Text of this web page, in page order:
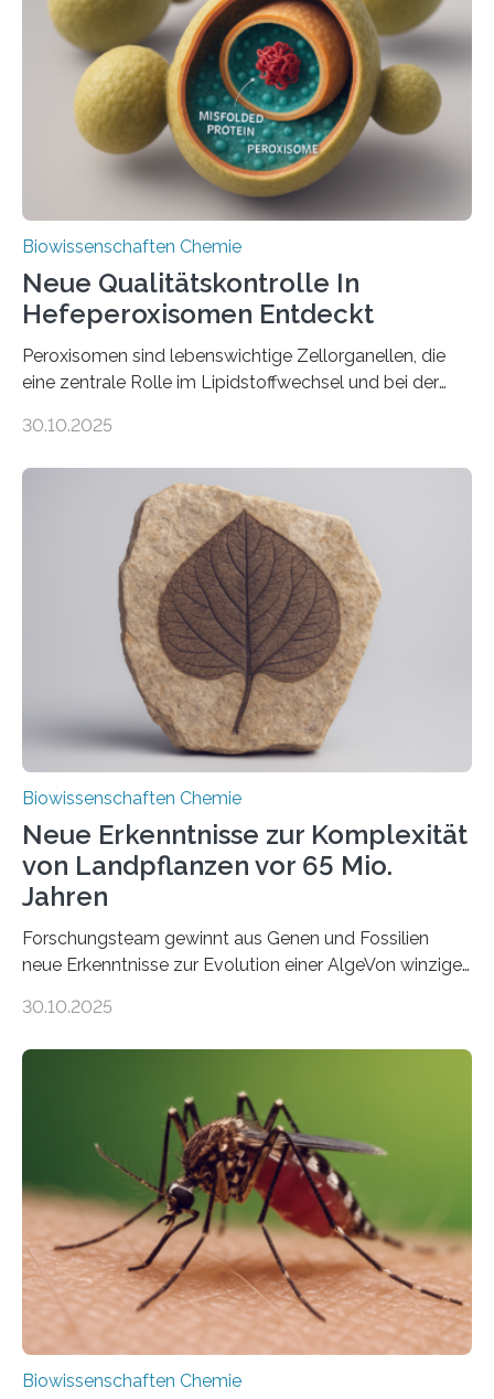
Biowissenschaften Chemie
Neue Qualitätskontrolle In
Hefeperoxisomen Entdeckt
Peroxisomen sind lebenswichtige Zellorganellen, die
eine zentrale Rolle im Lipidstoffwechsel und bei der
erfüllen können, müssen zahlreiche Enzyme präzise in
der Ruhr-Universität Bochum um Prof. Dr. Ralf Erdmann
und Dr. Ismaila Francis Yusuf hat nun einen bislang
unbekannten Qualitätskontrollmechanismus des
peroxisomalen Proteintransports in der Bäckerhefe
Saccharomyces cerevisiae entdeckt, der für die
Funktionsfähigkeit der Organellen entscheidend ist. Die
Studie wurde am 28. Oktober 2025 in der
Fachzeitschrift…
30.10.2025
Biowissenschaften Chemie
Neue Erkenntnisse zur Komplexität
von Landpflanzen vor 65 Mio.
Jahren
Forschungsteam gewinnt aus Genen und Fossilien
neue Erkenntnisse zur Evolution einer AlgeVon winzigen
Landpflanzen zählen zu den komplexesten
Grünalgen, die vor Hunderten von Millionen Jahren
lebten. Unter den Vorfahren sticht eine Gruppe heraus,
die noch heute in der Natur vorkommt: die
Süßwasseralge Coleochaetophyceae. Einige Arten
dieser Gruppe bilden aus Zellfäden dichte Geflechte
mit scheibenförmiger Gestalt. Was auffällig ist: Die
nächsten…
30.10.2025
Biowissenschaften Chemie